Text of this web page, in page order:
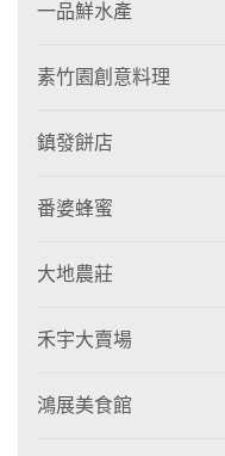
一品鮮水產
素竹園創意料理
鎮發餅店
番婆蜂蜜
大地農莊
禾宇大賣場
鴻展美食館